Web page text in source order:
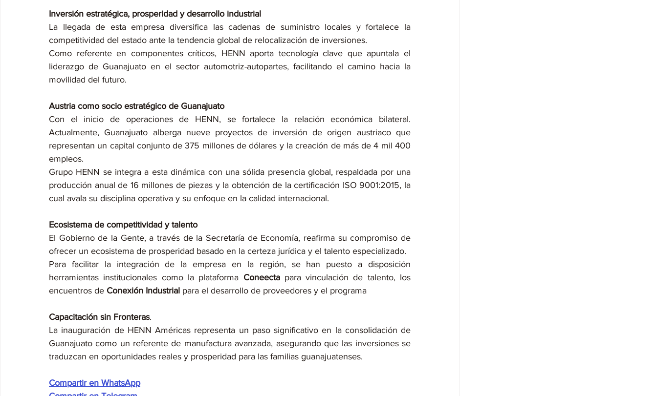
Inversión estratégica, prosperidad y desarrollo industrial
La llegada de esta empresa diversifica las cadenas de suministro locales y fortalece la
competitividad del estado ante la tendencia global de relocalización de inversiones.
Como referente en componentes críticos, HENN aporta tecnología clave que apuntala el
liderazgo de Guanajuato en el sector automotriz-autopartes, facilitando el camino hacia la
movilidad del futuro.
Austria como socio estratégico de Guanajuato
Con el inicio de operaciones de HENN, se fortalece la relación económica bilateral.
Actualmente, Guanajuato alberga nueve proyectos de inversión de origen austriaco que
representan un capital conjunto de 375 millones de dólares y la creación de más de 4 mil 400
empleos.
Grupo HENN se integra a esta dinámica con una sólida presencia global, respaldada por una
producción anual de 16 millones de piezas y la obtención de la certificación ISO 9001:2015, la
cual avala su disciplina operativa y su enfoque en la calidad internacional.
Ecosistema de competitividad y talento
El Gobierno de la Gente, a través de la Secretaría de Economía, reafirma su compromiso de
ofrecer un ecosistema de prosperidad basado en la certeza jurídica y el talento especializado.
Para facilitar la integración de la empresa en la región, se han puesto a disposición
herramientas institucionales como la plataforma Coneecta para vinculación de talento, los
encuentros de Conexión Industrial para el desarrollo de proveedores y el programa
Capacitación sin Fronteras.
La inauguración de HENN Américas representa un paso significativo en la consolidación de
Guanajuato como un referente de manufactura avanzada, asegurando que las inversiones se
traduzcan en oportunidades reales y prosperidad para las familias guanajuatenses.
Compartir en WhatsApp